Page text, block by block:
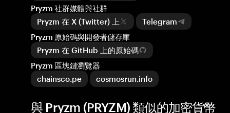
Pryzm 社群媒體與社群
Pryzm 在 X (Twitter) 上
Telegram
Pryzm 原始碼與開發者儲存庫
Pryzm 在 GitHub 上的原始碼
Pryzm 區塊鏈瀏覽器
chainsco.pe
cosmosrun.info
與 Pryzm (PRYZM) 類似的加密貨幣